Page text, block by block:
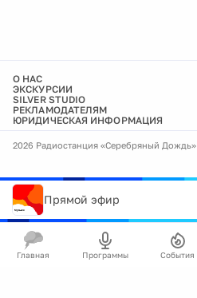
О НАС
ЭКСКУРСИИ
SILVER STUDIO
РЕКЛАМОДАТЕЛЯМ
ЮРИДИЧЕСКАЯ ИНФОРМАЦИЯ
2026 Радиостанция «Серебряный Дождь»
Прямой эфир
Главная Программы События